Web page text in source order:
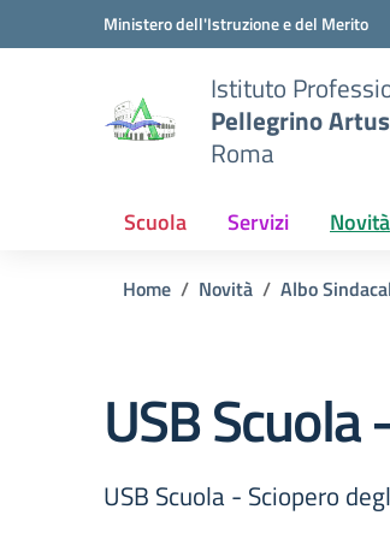
Vai ai contenuti
Vai al menu di navigazioneMinistero dell'Istruzione e del Merito
Istituto
Pellegrino
Roma
Scuola Servizi Novità
Home Novità Albo
USB
USB Scuola - Sciopero